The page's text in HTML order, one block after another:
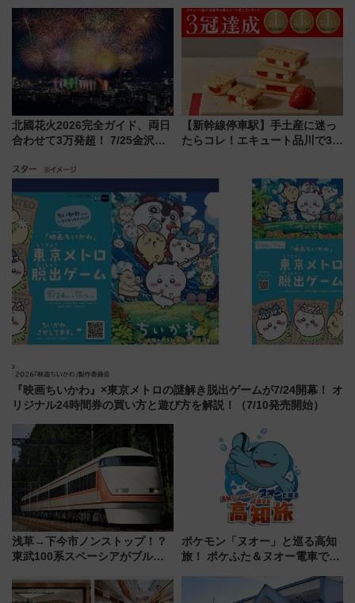
7/24-26開催！ 有料席はJRE
MALLで予約可能
治体は？ 2026年は対象のエリア
が拡大！
北國花火2026完全ガイド、両日
合わせて3万発超！ 7/25金沢大
会の日程・アクセス・観覧席ま
【新幹線停車駅】手土産に迷っ
たらコレ！エキュート品川で3年
『映画ちいかわ』×東京メトロの謎解き脱出ゲームが7/24開幕！ オ
リジナル24時間券の買い方と遊び方を解説！（7/10発売開始）
浅草→下今市ノンストップ！？
東武100系スペーシアがブルー
ー当時の停車駅」を再現 運転
ポケモン「ヌオー」と巡る高知
旅！ ポケふた＆ヌオー電車で楽
路の絶景と絶品グルメを満喫！